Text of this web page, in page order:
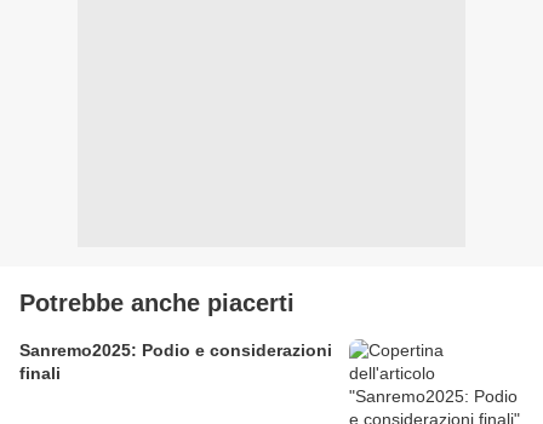
Potrebbe anche piacerti
Sanremo2025: Podio e considerazioni
finali